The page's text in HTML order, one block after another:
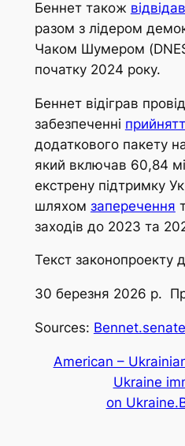
Беннет також відвідав
разом з лідером
Чаком Шумером
початку 2024 року.
Беннет відіграв
забезпеченні
додаткового пакету
який включав 60,84
екстрену підтримку
шляхом заперечення
заходів до 2023 та
Текст законопроекту
30 березня 2026 р.
Sources:
American –
Ukraine
on